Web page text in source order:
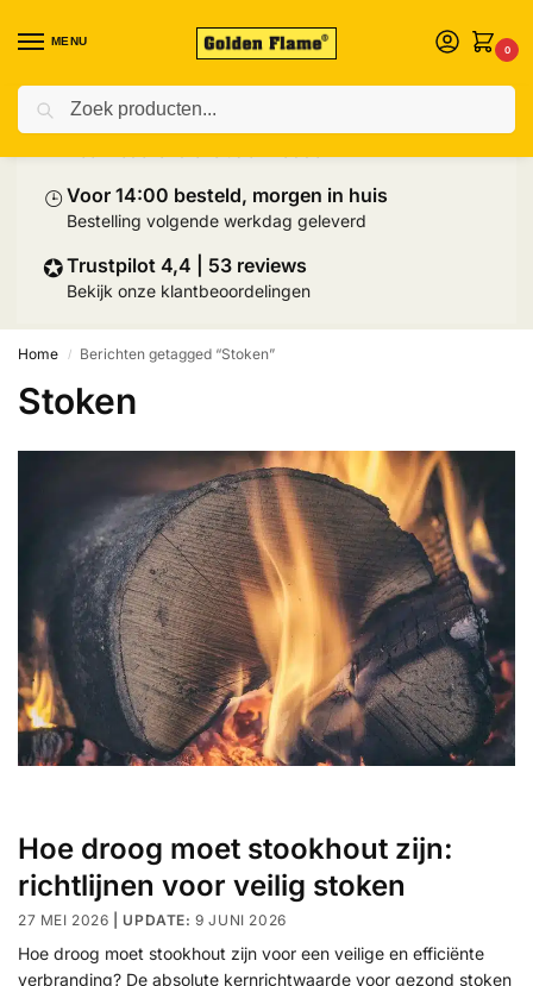
MENU
0
⛟Prijs inclusief palletlevering
⌚︎ Voor 14:00 besteld, morgen in huis
Bestelling volgende werkdag geleverd
✪Trustpilot 4,4 | 53 reviews
Bekijk onze klantbeoordelingen
Home / Berichten getagged “Stoken”
Stoken
Hoe droog moet stookhout zijn:
richtlijnen voor veilig stoken
27 MEI 2026 9 JUNI 2026
Hoe droog moet stookhout zijn voor een veilige en efficiënte
verbranding? De absolute kernrichtwaarde voor gezond stoken